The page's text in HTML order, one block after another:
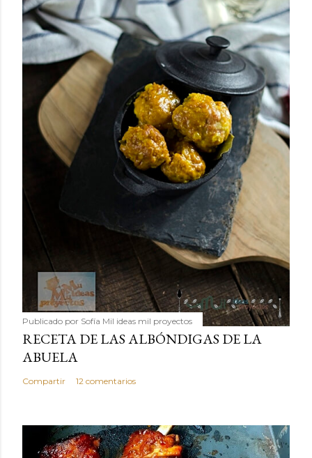
Publicado por Sofía Mil ideas mil proyectos
RECETA DE LAS ALBÓNDIGAS DE LA
ABUELA
Compartir 12 comentarios